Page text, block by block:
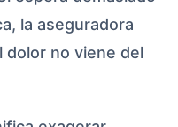
la aseguradora
dolor no viene del